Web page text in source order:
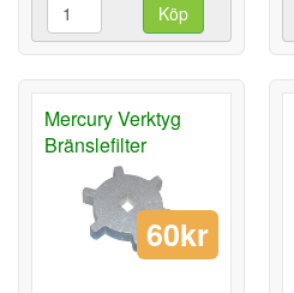
Köp
Mercury Verktyg
Bränslefilter
60kr